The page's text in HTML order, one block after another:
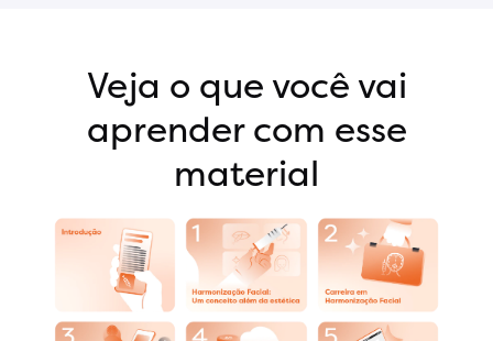
Veja o que você vai
aprender com esse
material